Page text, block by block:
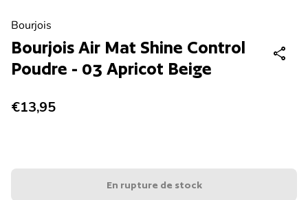
Bourjois
Bourjois Air Mat Shine Control
Poudre - 03 Apricot Beige
share
Prix normal
€13,95
En rupture de stock